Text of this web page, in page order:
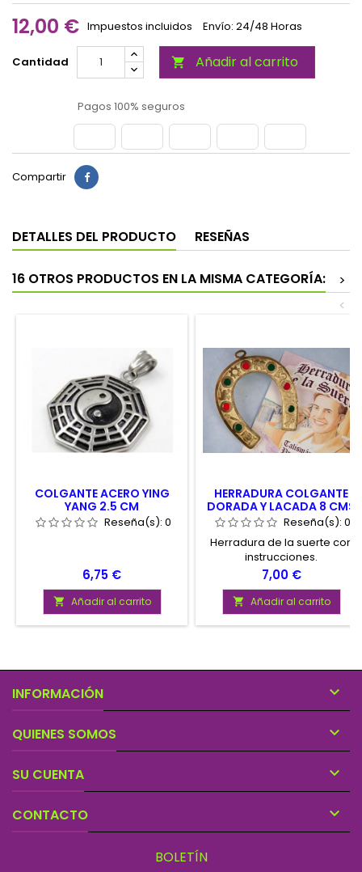
12,00 € Impuestos incluidos Envío: 24/48 Horas
Cantidad  Añadir al carrito
Pagos 100% seguros
Compartir
DETALLES DEL PRODUCTO RESEÑAS
16 OTROS PRODUCTOS EN LA MISMA CATEGORÍA:
>
<
COLGANTE ACERO YING
YANG 2.5 CM
Reseña(s): 0
Precio
6,75 €
 Añadir al carrito
HERRADURA COLGANTE
DORADA Y LACADA 8 CMS
Reseña(s): 0
Herradura de la suerte con
instrucciones.
Precio
7,00 €
 Añadir al carrito
INFORMACIÓN 
QUIENES SOMOS 
SU CUENTA 
CONTACTO 
BOLETÍN